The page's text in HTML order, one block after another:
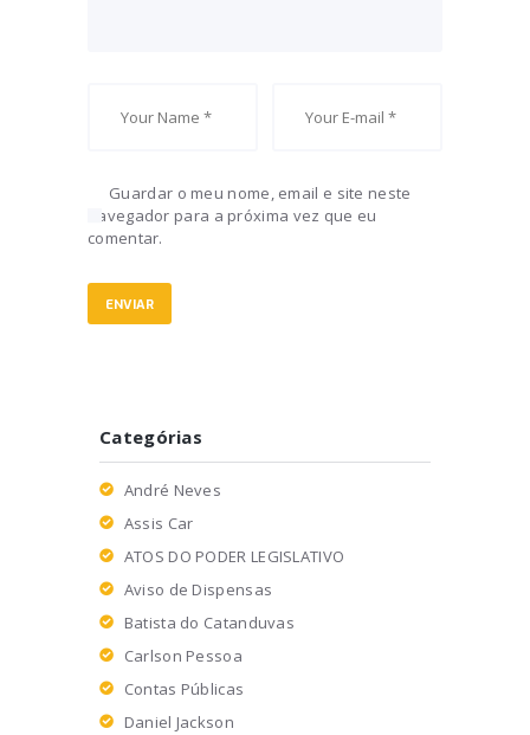
Guardar o meu nome, email e site neste
navegador para a próxima vez que eu
comentar.
Categórias
André Neves
Assis Car
ATOS DO PODER LEGISLATIVO
Aviso de Dispensas
Batista do Catanduvas
Carlson Pessoa
Contas Públicas
Daniel Jackson